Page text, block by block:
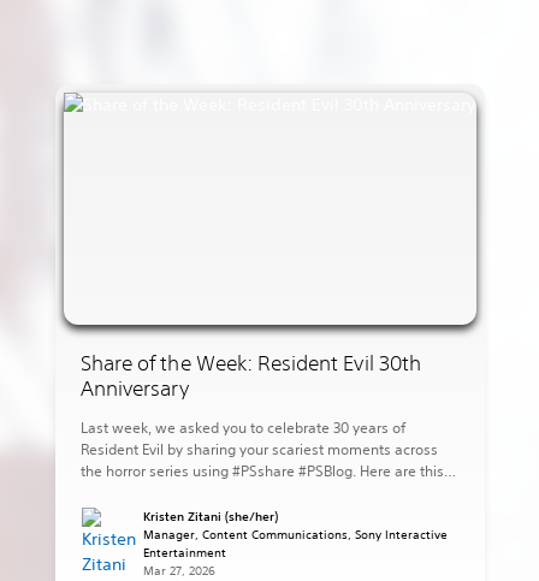
Share of the Week: Resident Evil 30th
Anniversary
Last week, we asked you to celebrate 30 years of
Resident Evil by sharing your scariest moments across
the horror series using #PSshare #PSBlog. Here are this
to strike against the village in Resident Evil 4. lovers_nero
shares the dog attack scene in Resident Evil. juniaxe
shares Jake […]
Kristen Zitani (she/her)
Manager, Content Communications, Sony Interactive
Entertainment
Mar 27, 2026